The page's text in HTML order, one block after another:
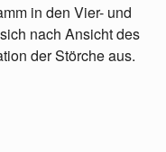
in den Vier- und
nach Ansicht des
der Störche aus.